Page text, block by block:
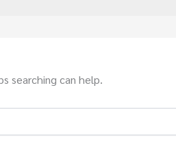
searching can help.